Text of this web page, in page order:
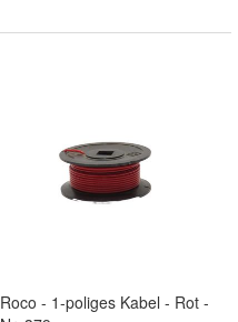
Roco - 1-poliges Kabel - Rot -